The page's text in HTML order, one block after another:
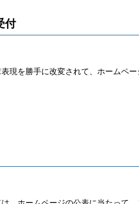
付
現を勝手に改変されて、ホームペ